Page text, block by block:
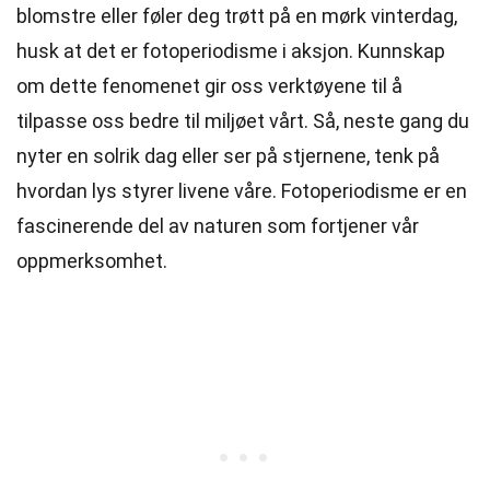
blomstre eller føler deg trøtt på en mørk vinterdag,
husk at det er fotoperiodisme i aksjon. Kunnskap
om dette fenomenet gir oss verktøyene til å
tilpasse oss bedre til miljøet vårt. Så, neste gang du
nyter en solrik dag eller ser på stjernene, tenk på
hvordan lys styrer livene våre. Fotoperiodisme er en
fascinerende del av naturen som fortjener vår
oppmerksomhet.